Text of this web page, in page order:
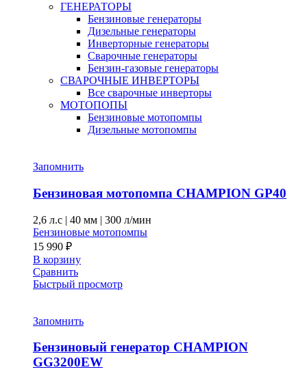
ГЕНЕРАТОРЫ
Бензиновые генераторы
Дизельные генераторы
Инверторные генераторы
Сварочные генераторы
Бензин-газовые генераторы
СВАРОЧНЫЕ ИНВЕРТОРЫ
Все сварочные инверторы
МОТОПОПЫ
Бензиновые мотопомпы
Дизельные мотопомпы
Запомнить
Бензиновая мотопомпа CHAMPION GP40
2,6 л.с | 40 мм | 300 л/мин
Бензиновые мотопомпы
15 990 ₽
В корзину
Сравнить
Быстрый просмотр
Запомнить
Бензиновый генератор CHAMPION
GG3200EW